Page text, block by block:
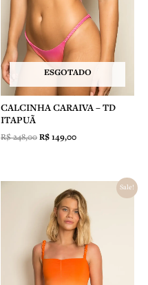
ESGOTADO
CALCINHA CARAIVA – TD
ITAPUÃ
R$248,00 R$ 149,00
Sale!
preço
original
era:
R$ 498,00.
preço
atual
é:
R$ 349,00.